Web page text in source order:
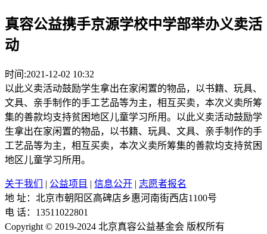
真容公益携手京源学校中学部举办义卖活
动
时间:2021-12-02 10:32
以此义卖活动鼓励学生拿出在家闲置的物品，以书籍、玩具、
文具、亲手制作的手工艺品等为主，相互买卖，本次义卖所筹
集的善款均支持贫困地区儿童学习所用。以此义卖活动鼓励学
生拿出在家闲置的物品，以书籍、玩具、文具、亲手制作的手
工艺品等为主，相互买卖，本次义卖所筹集的善款均支持贫困
地区儿童学习所用。
关于我们 | 公益项目 | 信息公开 | 志愿者报名
地 址：北京市朝阳区高碑店乡惠河南街西店1100号
电 话：13511022801
Copyright © 2019-2024 北京真容公益基金会 版权所有